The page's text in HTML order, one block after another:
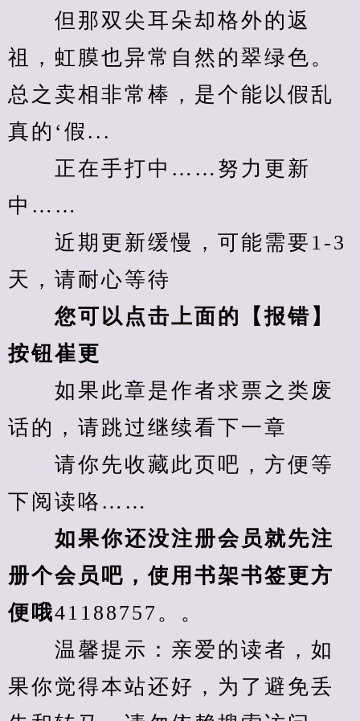
但那双尖耳朵却格外的返
祖，虹膜也异常自然的翠绿色。
总之卖相非常棒，是个能以假乱
真的‘假...
正在手打中……努力更新
中……
近期更新缓慢，可能需要1-3
天，请耐心等待
您可以点击上面的【报错】
按钮崔更
如果此章是作者求票之类废
话的，请跳过继续看下一章
请你先收藏此页吧，方便等
下阅读咯……
如果你还没注册会员就先注
册个会员吧，使用书架书签更方
便哦41188757。。
温馨提示：亲爱的读者，如
果你觉得本站还好，为了避免丢